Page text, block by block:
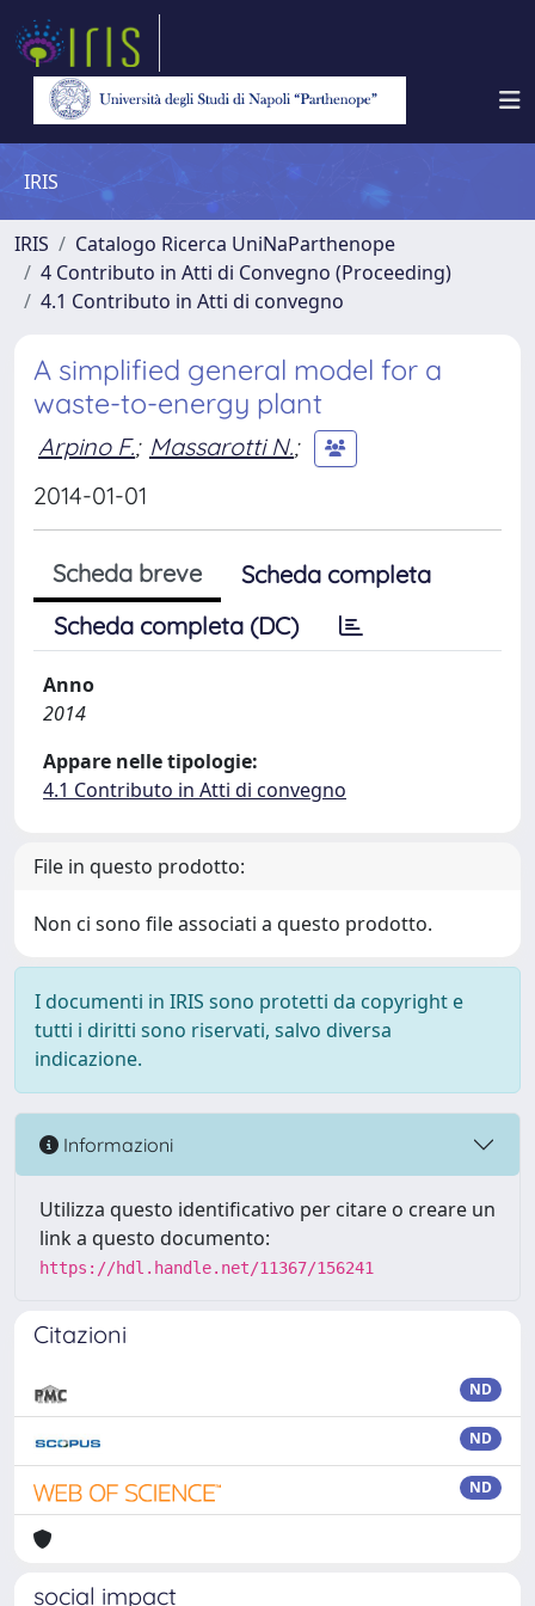
IRIS
IRIS
Catalogo Ricerca UniNaParthenope
4 Contributo in Atti di Convegno (Proceeding)
4.1 Contributo in Atti di convegno
A simplified general model for a
waste-to-energy plant
Arpino F.; Massarotti N.;
2014-01-01
Scheda breve
Scheda completa
Scheda completa (DC)
Anno
2014
Appare nelle tipologie:
4.1 Contributo in Atti di convegno
File in questo prodotto:
Non ci sono file associati a questo prodotto.
I documenti in IRIS sono protetti da copyright e
tutti i diritti sono riservati, salvo diversa
indicazione.
Informazioni
Utilizza questo identificativo per citare o creare un
link a questo documento:
https://hdl.handle.net/11367/156241
Citazioni
ND
ND
ND
social impact